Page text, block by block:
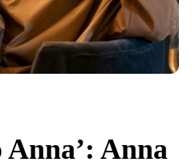
Anna’: Anna